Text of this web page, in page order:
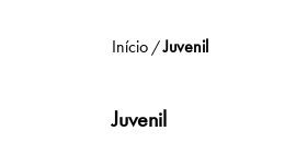
Início /Juvenil
Juvenil